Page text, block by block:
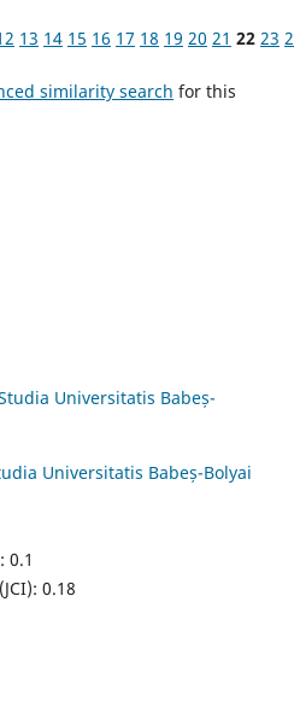
13 14 15 16 17 18 19 20 21 22 23
similarity search for this
Universitatis Babeș-
Universitatis Babeș-Bolyai
0.1
0.18